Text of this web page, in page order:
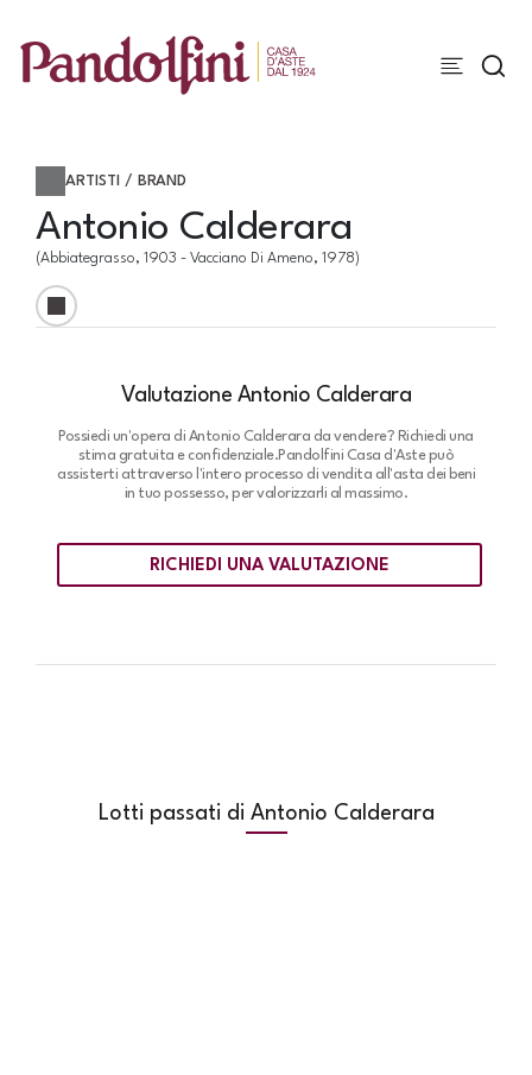
ARTISTI / BRAND
Antonio Calderara
(Abbiategrasso, 1903 - Vacciano Di Ameno, 1978)
Valutazione Antonio Calderara
Possiedi un'opera di Antonio Calderara da vendere? Richiedi una
stima gratuita e confidenziale.Pandolfini Casa d'Aste può
assisterti attraverso l'intero processo di vendita all'asta dei beni
in tuo possesso, per valorizzarli al massimo.
RICHIEDI UNA VALUTAZIONE
Lotti passati di Antonio Calderara